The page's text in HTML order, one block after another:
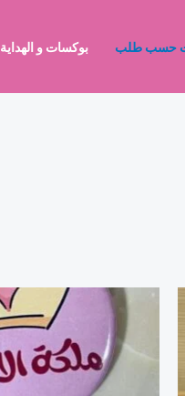
حسب طلب بوكسات و الهداية